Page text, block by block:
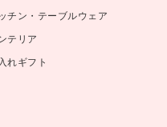
チン・テーブルウェア
テリア
れギフト